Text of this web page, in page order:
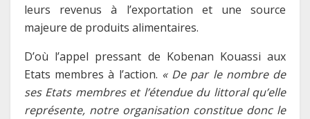
leurs revenus à l’exportation et une source
majeure de produits alimentaires.
D’où l’appel pressant de Kobenan Kouassi aux
Etats membres à l’action. « De par le nombre de
ses Etats membres et l’étendue du littoral qu’elle
représente, notre organisation constitue donc le